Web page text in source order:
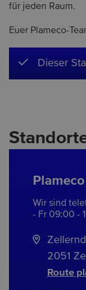
für jeden Raum.
Euer Plameco-
Dieser
Wir sind
- Fr 09:00 -
2051
Route